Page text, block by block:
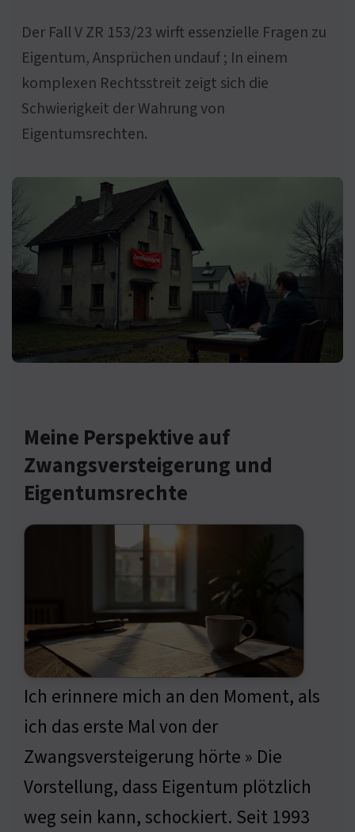
Der Fall V ZR 153/23 wirft essenzielle Fragen zu
Eigentum, Ansprüchen undauf ; In einem
komplexen Rechtsstreit zeigt sich die
Schwierigkeit der Wahrung von
Eigentumsrechten.
Meine Perspektive auf
Zwangsversteigerung und
Eigentumsrechte
Ich erinnere mich an den Moment, als
ich das erste Mal von der
Zwangsversteigerung hörte » Die
Vorstellung, dass Eigentum plötzlich
weg sein kann, schockiert. Seit 1993